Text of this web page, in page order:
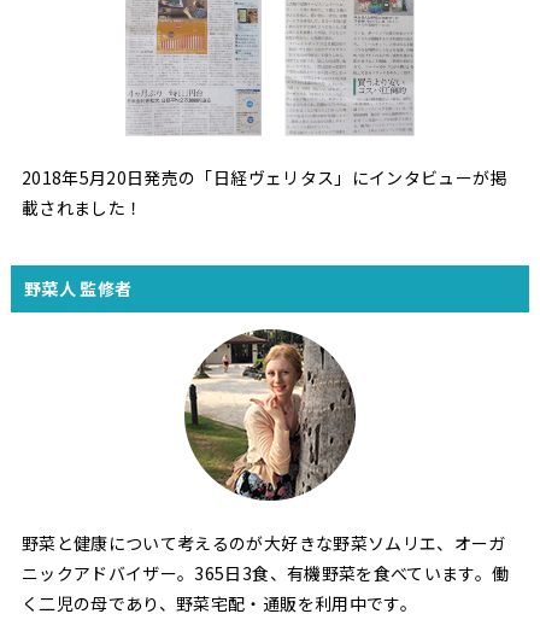
2018年5月20日発売の「日経ヴェリタス」にインタビューが掲
載されました！
野菜人 監修者
野菜と健康について考えるのが大好きな野菜ソムリエ、オーガ
ニックアドバイザー。365日3食、有機野菜を食べています。働
く二児の母であり、野菜宅配・通販を利用中です。